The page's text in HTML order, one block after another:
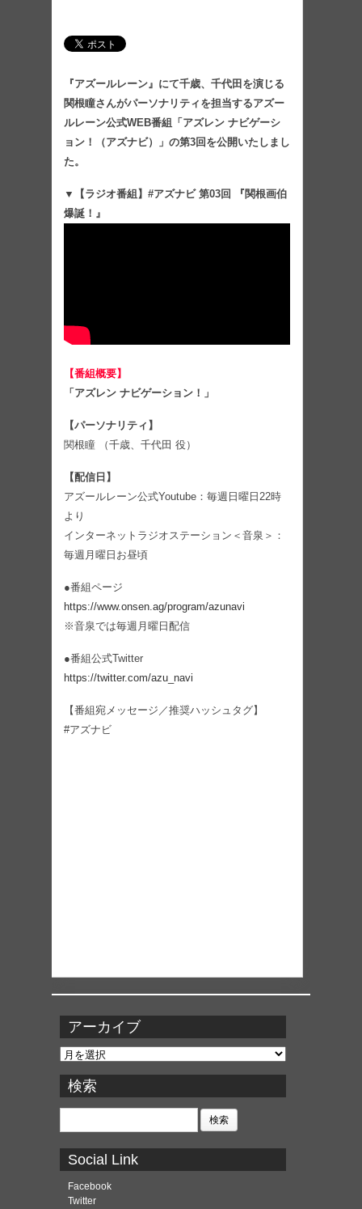
『アズールレーン』にて千歳、千代田を演じる
関根瞳さんがパーソナリティを担当するアズー
ルレーン公式WEB番組「アズレン ナビゲーシ
ョン！（アズナビ）」の第3回を公開いたしまし
た。
▼【ラジオ番組】#アズナビ 第03回 『関根画伯
爆誕！』
【番組概要】
「アズレン ナビゲーション！」
【パーソナリティ】
関根瞳 （千歳、千代田 役）
【配信日】
アズールレーン公式Youtube：毎週日曜日22時
より
インターネットラジオステーション＜音泉＞：
毎週月曜日お昼頃
●番組ページ
https://www.onsen.ag/program/azunavi
※音泉では毎週月曜日配信
●番組公式Twitter
https://twitter.com/azu_navi
【番組宛メッセージ／推奨ハッシュタグ】
#アズナビ
アーカイブ
ア
カ
イ
ブ
検索
検
Social Link
Facebook
Twitter